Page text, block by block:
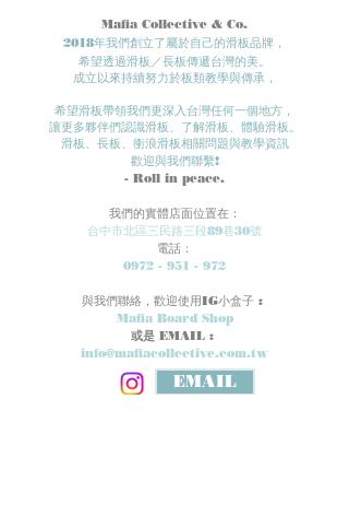
Mafia Collective & Co.
2018年我們創立了屬於自己的滑板品牌，
希望透過滑板／長板傳遞台灣的美。
成立以來持續努力於板類教學與傳承，
希望滑板帶領我們更深入台灣任何一個地方​，
讓更多夥伴們認識滑板、了解滑板、體驗滑板。​
滑板、長板、衝浪滑板相關問題與教學資訊
歡迎與我們聯繫!
- Roll in peace.
我們的實體店面位置在：
台中市北區三民路三段89巷30號
電話：
0972 - 951 - 972
​與我們聯絡，歡迎使用IG小盒子 :
Mafia Board Shop
或是 EMAIL :
info@mafiacollective.com.tw
EMAIL